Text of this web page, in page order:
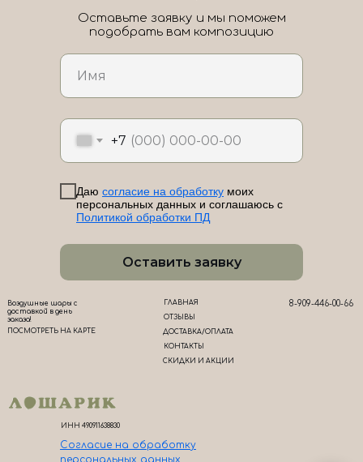
ЛоШАРик на карте Новороссийска — Яндекс Карты
+7
Даю согласие на обработку моих
персональных данных и соглашаюсь с
Политикой обработки ПД
Оставить заявку
Оставьте заявку и мы поможем
подобрать вам композицию
ОТЗЫВЫ
ГЛАВНАЯ
ДОСТАВКА/ОПЛАТА
СКИДКИ И АКЦИИ
КОНТАКТЫ
8-909-446-00-66
Воздушные шары с
доставкой в день
заказа!
ПОСМОТРЕТЬ НА КАРТЕ
ИНН 490911638830
Согласие на обработку
персональных данных